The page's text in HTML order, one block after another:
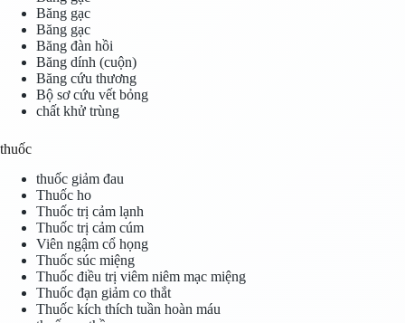
Băng gạc
Băng gạc
Băng đàn hồi
Băng dính (cuộn)
Băng cứu thương
Bộ sơ cứu vết bỏng
chất khử trùng
thuốc
thuốc giảm đau
Thuốc ho
Thuốc trị cảm lạnh
Thuốc trị cảm cúm
Viên ngậm cổ họng
Thuốc súc miệng
Thuốc điều trị viêm niêm mạc miệng
Thuốc đạn giảm co thắt
Thuốc kích thích tuần hoàn máu